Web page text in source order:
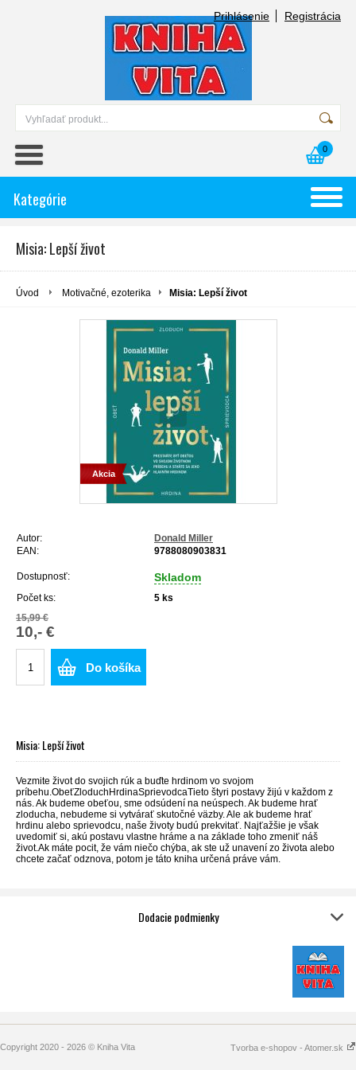
Prihlásenie Registrácia
0
Kategórie
Misia: Lepší život
Úvod Motivačné, ezoterika Misia: Lepší život
Akcia
Autor:
Donald Miller
EAN:
9788080903831
Dostupnosť: Skladom
Počet ks: 5 ks
15,99 €
10,- €
Do košíka
Misia: Lepší život
Vezmite život do svojich rúk a buďte hrdinom vo svojom
príbehu.ObeťZloduchHrdinaSprievodcaTieto štyri postavy žijú v každom z
nás. Ak budeme obeťou, sme odsúdení na neúspech. Ak budeme hrať
zloducha, nebudeme si vytvárať skutočné väzby. Ale ak budeme hrať
hrdinu alebo sprievodcu, naše životy budú prekvitať. Najťažšie je však
uvedomiť si, akú postavu vlastne hráme a na základe toho zmeniť náš
život.Ak máte pocit, že vám niečo chýba, ak ste už unavení zo života alebo
chcete začať odznova, potom je táto kniha určená práve vám.
Dodacie podmienky
Copyright 2020 - 2026 © Kniha Vita Tvorba e-shopov - Atomer.sk